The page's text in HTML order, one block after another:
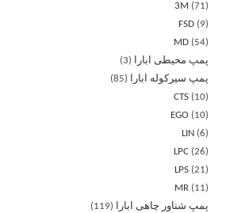
3M
71
FSD
9
MD
54
پمپ محیطی ابارا
3
پمپ سیرکوله ابارا
85
CTS
10
EGO
10
LIN
6
LPC 26
LPS 21
MR
11
پمپ شناور چاهی ابارا
119